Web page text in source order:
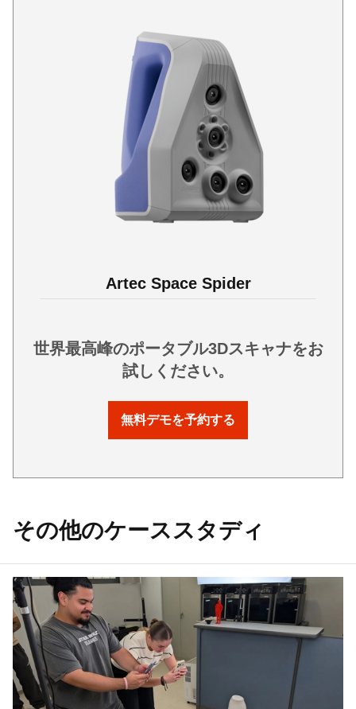
Artec Space Spider
世界最高峰のポータブル3Dスキャナをお
試しください。
無料デモを予約する
その他のケーススタディ